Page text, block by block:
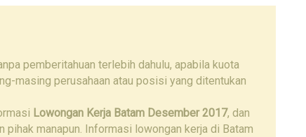
pemberitahuan terlebih dahulu, apabila kuota
masing perusahaan atau posisi yang ditentukan
Lowongan Kerja Batam Desember 2017, dan
pihak manapun. Informasi lowongan kerja di Batam